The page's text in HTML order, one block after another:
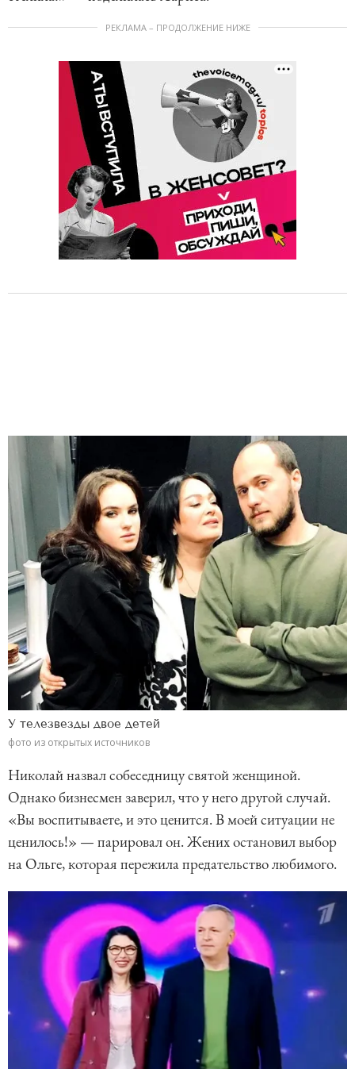
РЕКЛАМА – ПРОДОЛЖЕНИЕ НИЖЕ
У телезвезды двое детей
фото из открытых источников
Николай назвал собеседницу святой женщиной.
Однако бизнесмен заверил, что у него другой случай.
«Вы воспитываете, и это ценится. В моей ситуации не
ценилось!» — парировал он. Жених остановил выбор
на Ольге, которая пережила предательство любимого.